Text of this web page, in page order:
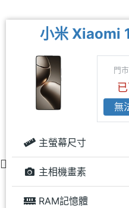
小米 Xiaomi
門
無
主螢幕尺寸
主相機畫素
RAM記憶體